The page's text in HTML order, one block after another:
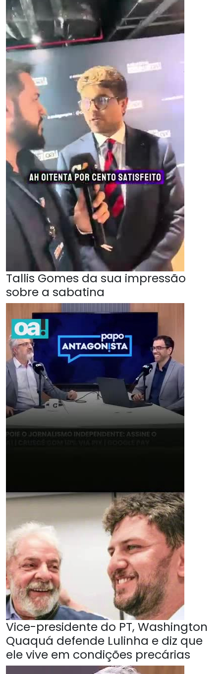
Tallis Gomes da sua impressão
sobre a sabatina
Vice-presidente do PT, Washington
Quaquá defende Lulinha e diz que
ele vive em condições precárias